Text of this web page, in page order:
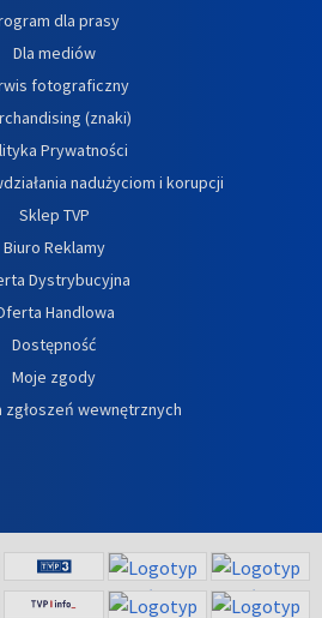
dla prasy
Dla mediów
fotograficzny
(znaki)
Prywatności
nadużyciom i korupcji
Sklep TVP
Biuro Reklamy
Dystrybucyjna
Handlowa
Dostępność
Moje zgody
zgłoszeń wewnętrznych